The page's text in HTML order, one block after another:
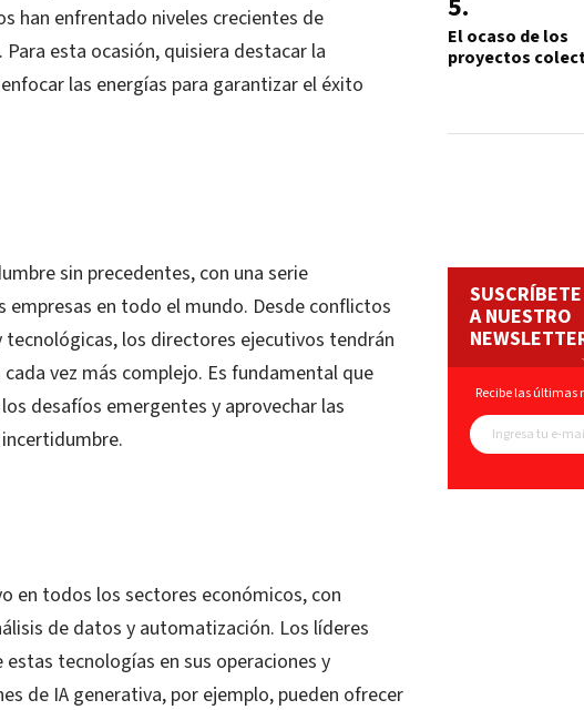
han enfrentado niveles crecientes de
esta ocasión, quisiera destacar la
las energías para garantizar el éxito
sin precedentes, con una serie
en todo el mundo. Desde conflictos
los directores ejecutivos tendrán
vez más complejo. Es fundamental que
desafíos emergentes y aprovechar las
en todos los sectores económicos, con
de datos y automatización. Los líderes
tecnologías en sus operaciones y
de IA generativa, por ejemplo, pueden ofrecer
El ocaso de los
proyectos
SUSCRÍBETE
A NUESTRO
Recibe las